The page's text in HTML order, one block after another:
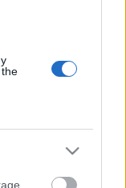
ci
in centro
e si trova in
a circa un km dal